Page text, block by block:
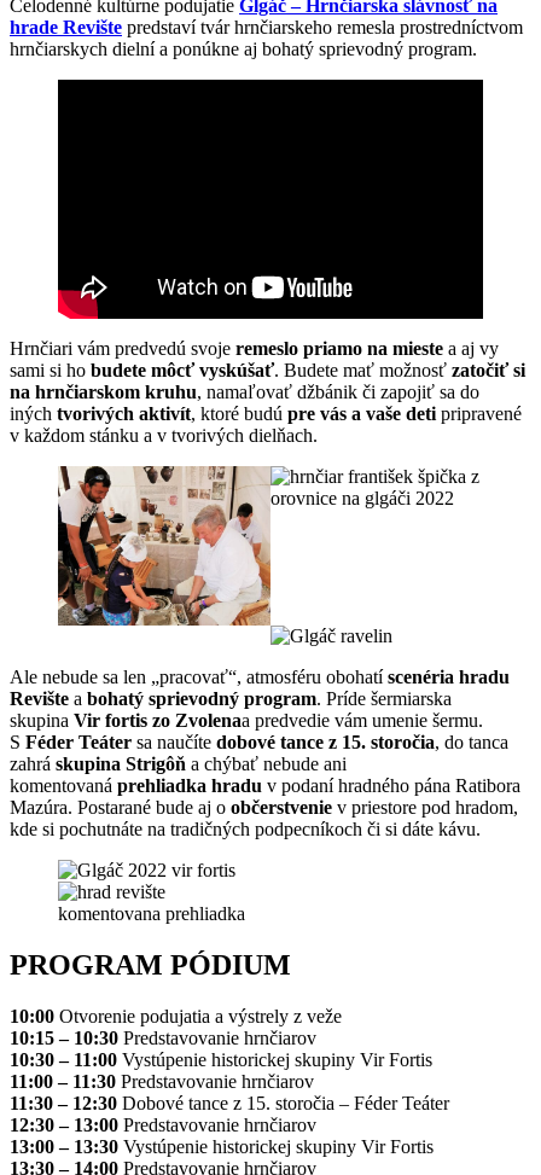
Celodenné kultúrne podujatie Glgáč – Hrnčiarska slávnosť na
hrade Revište predstaví tvár hrnčiarskeho remesla prostredníctvom
hrnčiarskych dielní a ponúkne aj bohatý sprievodný program.
Hrnčiari vám predvedú svoje remeslo priamo na mieste a aj vy
sami si ho budete môcť vyskúšať. Budete mať možnosť zatočiť si
na hrnčiarskom kruhu, namaľovať džbánik či zapojiť sa do
iných tvorivých aktivít, ktoré budú pre vás a vaše deti pripravené
v každom stánku a v tvorivých dielňach.
Ale nebude sa len „pracovať“, atmosféru obohatíscenéria hradu
Revište a bohatý sprievodný program. Príde šermiarska
skupina Vir fortis zo Zvolenaa predvedie vám umenie šermu.
S Féder Teáter sa naučíte dobové tance z 15. storočia, do tanca
zahrá skupina Strigôň a chýbať nebude ani
komentovaná prehliadka hradu v podaní hradného pána Ratibora
Mazúra. Postarané bude aj o občerstvenie v priestore pod hradom,
kde si pochutnáte na tradičných podpecníkoch či si dáte kávu.
PROGRAM PÓDIUM
10:00 Otvorenie podujatia a výstrely z veže
10:15 – 10:30 Predstavovanie hrnčiarov
10:30 – 11:00 Vystúpenie historickej skupiny Vir Fortis
11:00 – 11:30 Predstavovanie hrnčiarov
11:30 – 12:30 Dobové tance z 15. storočia – Féder Teáter
12:30 – 13:00 Predstavovanie hrnčiarov
13:00 – 13:30 Vystúpenie historickej skupiny Vir Fortis
13:30 – 14:00 Predstavovanie hrnčiarov